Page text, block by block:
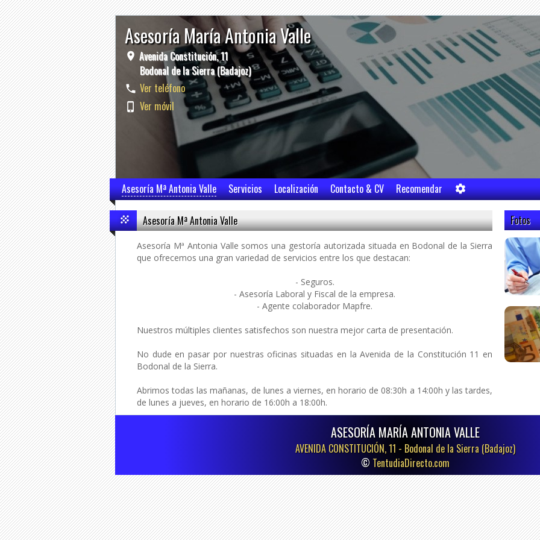
Asesoría María Antonia Valle
Avenida Constitución, 11
Bodonal de la Sierra (Badajoz)
Ver teléfono
Ver móvil
Asesoría Mª Antonia Valle Servicios Localización Contacto & CV Recomendar
Asesoría Mª Antonia Valle
Asesoría Mª Antonia Valle somos una gestoría autorizada situada en Bodonal de la Sierra
que ofrecemos una gran variedad de servicios entre los que destacan:
- Seguros.
- Asesoría Laboral y Fiscal de la empresa.
- Agente colaborador Mapfre.
Nuestros múltiples clientes satisfechos son nuestra mejor carta de presentación.
No dude en pasar por nuestras oficinas situadas en la Avenida de la Constitución 11 en
Bodonal de la Sierra.
Abrimos todas las mañanas, de lunes a viernes, en horario de 08:30h a 14:00h y las tardes,
de lunes a jueves, en horario de 16:00h a 18:00h.
Fotos
ASESORÍA MARÍA ANTONIA VALLE
AVENIDA CONSTITUCIÓN, 11 - Bodonal de la Sierra (Badajoz)
© TentudiaDirecto.com